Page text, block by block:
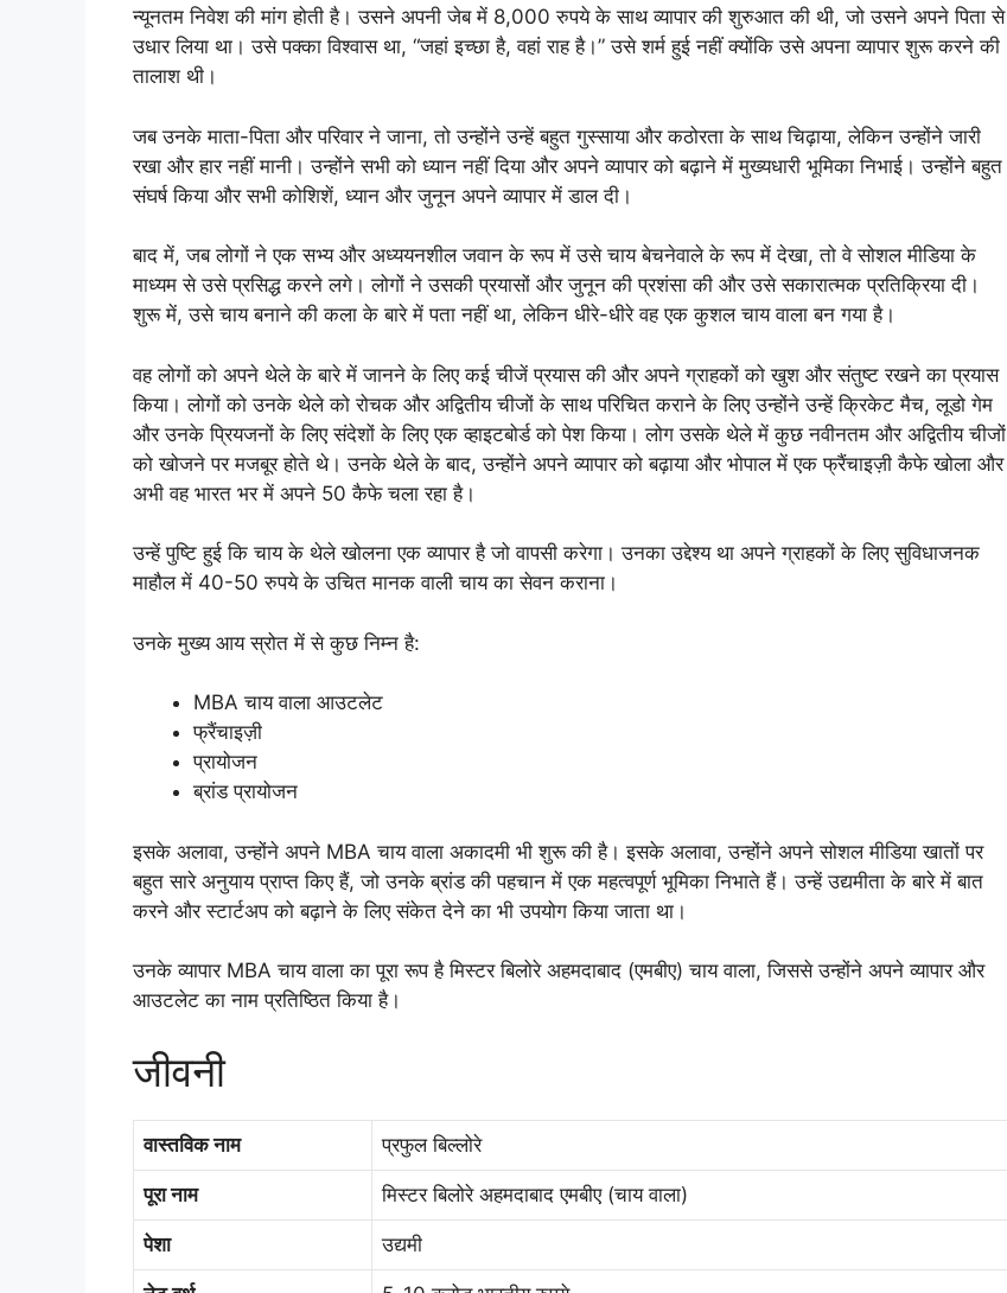
न्यूनतम निवेश की मांग होती है। उसने अपनी जेब में 8,000 रुपये के साथ व्यापार की शुरुआत की थी, जो उसने अपने पिता से
उधार लिया था। उसे पक्का विश्वास था, “जहां इच्छा है, वहां राह है।” उसे शर्म हुई नहीं क्योंकि उसे अपना व्यापार शुरू करने की
तालाश थी।
जब उनके माता-पिता और परिवार ने जाना, तो उन्होंने उन्हें बहुत गुस्साया और कठोरता के साथ चिढ़ाया, लेकिन उन्होंने जारी
रखा और हार नहीं मानी। उन्होंने सभी को ध्यान नहीं दिया और अपने व्यापार को बढ़ाने में मुख्यधारी भूमिका निभाई। उन्होंने बहुत
संघर्ष किया और सभी कोशिशें, ध्यान और जुनून अपने व्यापार में डाल दी।
बाद में, जब लोगों ने एक सभ्य और अध्ययनशील जवान के रूप में उसे चाय बेचनेवाले के रूप में देखा, तो वे सोशल मीडिया के
माध्यम से उसे प्रसिद्ध करने लगे। लोगों ने उसकी प्रयासों और जुनून की प्रशंसा की और उसे सकारात्मक प्रतिक्रिया दी।
शुरू में, उसे चाय बनाने की कला के बारे में पता नहीं था, लेकिन धीरे-धीरे वह एक कुशल चाय वाला बन गया है।
वह लोगों को अपने थेले के बारे में जानने के लिए कई चीजें प्रयास की और अपने ग्राहकों को खुश और संतुष्ट रखने का प्रयास
किया। लोगों को उनके थेले को रोचक और अद्वितीय चीजों के साथ परिचित कराने के लिए उन्होंने उन्हें क्रिकेट मैच, लूडो गेम
और उनके प्रियजनों के लिए संदेशों के लिए एक व्हाइटबोर्ड को पेश किया। लोग उसके थेले में कुछ नवीनतम और अद्वितीय चीजों
को खोजने पर मजबूर होते थे। उनके थेले के बाद, उन्होंने अपने व्यापार को बढ़ाया और भोपाल में एक फ्रैंचाइज़ी कैफे खोला और
अभी वह भारत भर में अपने 50 कैफे चला रहा है।
उन्हें पुष्टि हुई कि चाय के थेले खोलना एक व्यापार है जो वापसी करेगा। उनका उद्देश्य था अपने ग्राहकों के लिए सुविधाजनक
माहौल में 40-50 रुपये के उचित मानक वाली चाय का सेवन कराना।
उनके मुख्य आय स्रोत में से कुछ निम्न है:
MBA चाय वाला आउटलेट
फ्रैंचाइज़ी
प्रायोजन
ब्रांड प्रायोजन
इसके अलावा, उन्होंने अपने MBA चाय वाला अकादमी भी शुरू की है। इसके अलावा, उन्होंने अपने सोशल मीडिया खातों पर
बहुत सारे अनुयाय प्राप्त किए हैं, जो उनके ब्रांड की पहचान में एक महत्वपूर्ण भूमिका निभाते हैं। उन्हें उद्यमीता के बारे में बात
करने और स्टार्टअप को बढ़ाने के लिए संकेत देने का भी उपयोग किया जाता था।
उनके व्यापार MBA चाय वाला का पूरा रूप है मिस्टर बिलोरे अहमदाबाद (एमबीए) चाय वाला, जिससे उन्होंने अपने व्यापार और
आउटलेट का नाम प्रतिष्ठित किया है।
जीवनी
वास्तविक नाम प्रफुल बिल्लोरे
पूरा नाम मिस्टर बिलोरे अहमदाबाद एमबीए (चाय वाला)
पेशा उद्यमी